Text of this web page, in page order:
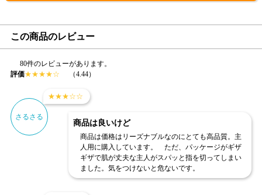
この商品のレビュー
80件のレビューがあります。
評価★★★★☆ （4.44）
★★★☆☆
さるさる
商品は良いけど
商品は価格はリーズナブルなのにとても高品質。主
人用に購入しています。 ただ、パッケージがギザ
ギザで肌が丈夫な主人がスパッと指を切ってしまい
ました。気をつけないと危ないです。